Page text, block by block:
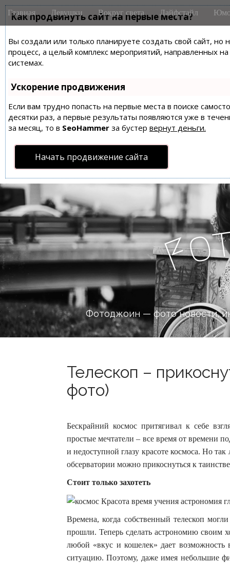
Как продвинуть сайт на первые места?
Вы создали или только планируете создать свой сайт,
процесс, а целый комплекс мероприятий, направленных
системах.
Ускорение продвижения
Если вам трудно попасть на первые места в поиске
десятки раз, а первые результаты появляются уже в
за месяц, то в SeoHammer за бустер вернут деньги.
Начать продвижение сайта
M
a
n
m
e
n
u
i
Главная Девушки Вокруг света Лайфстайл
Fo
Фотоджоин — фото новости,
Телескоп –
фото)
Бескрайний космос притягивал к себе
простые мечтатели – все время от времени
и недоступной глазу красоте космоса.Но так
обсерватории можно прикоснуться к
Стоит только захотеть
Времена, когда собственный телескоп
прошли. Теперь сделать астрономию своим
любой «вкус и кошелек» дает возможность
ситуацию. Поэтому, даже имея небольшие